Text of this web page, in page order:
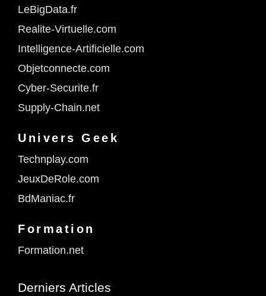
LeBigData.fr
Realite-Virtuelle.com
Intelligence-Artificielle.com
Objetconnecte.com
Cyber-Securite.fr
Supply-Chain.net
Univers Geek
Technplay.com
JeuxDeRole.com
BdManiac.fr
Formation
Formation.net
Derniers Articles